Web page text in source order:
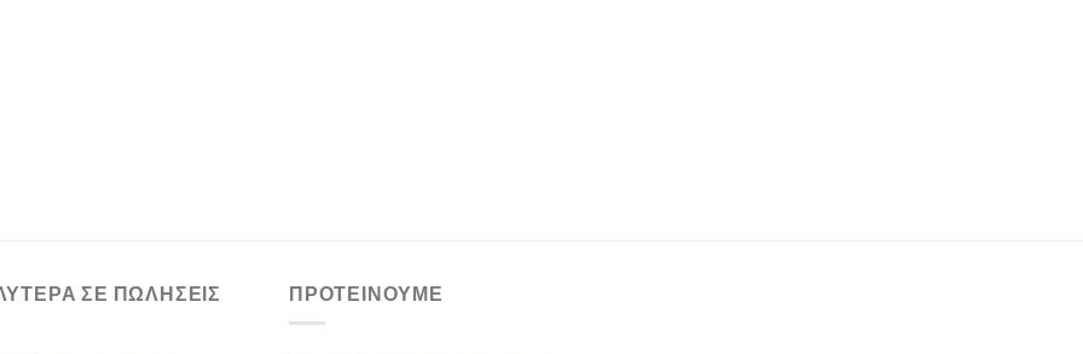
ΣΕ ΠΩΛΉΣΕΙΣ ΠΡΟΤΕΙΝΟΥΜΕ